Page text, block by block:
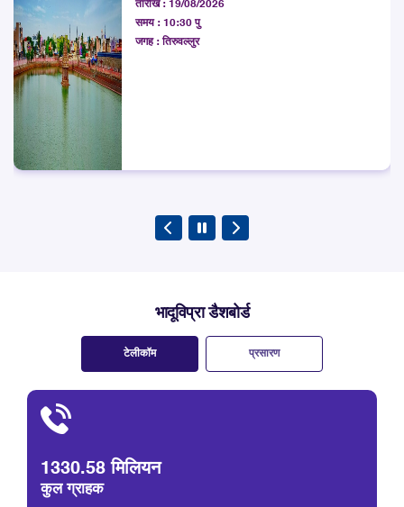
उसके आस-पास के इलाकों में मोबाइल नेटवर्क की गुणवत्ता का आकलन किया
अन्वेषण करना
तारीख : 19/08/2026
समय : 10:30 पु
जगह :तिरुवल्लुर
भादूविप्रा डैशबोर्ड
टेलीकॉम प्रसारण
1330.58 मिलियन
कुल ग्राहक